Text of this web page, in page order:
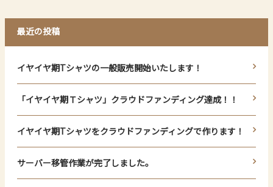
最近の投稿
イヤイヤ期Tシャツの一般販売開始いたします！
「イヤイヤ期Ｔシャツ」クラウドファンディング達成！！
イヤイヤ期Tシャツをクラウドファンディングで作ります！
サーバー移管作業が完了しました。